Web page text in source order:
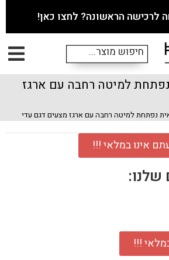
למיטה רחבה עם ארגז
נפתחת למיטה רחבה עם ארגז מצעים דגם עדי
אינו במלאי !!!
שלנו:
!!!